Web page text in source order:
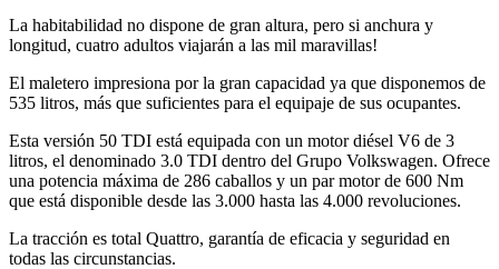
La habitabilidad no dispone de gran altura, pero si anchura y
longitud, cuatro adultos viajarán a las mil maravillas!
El maletero impresiona por la gran capacidad ya que disponemos de
535 litros, más que suficientes para el equipaje de sus ocupantes.
Esta versión 50 TDI está equipada con un motor diésel V6 de 3
litros, el denominado 3.0 TDI dentro del Grupo Volkswagen. Ofrece
una potencia máxima de 286 caballos y un par motor de 600 Nm
que está disponible desde las 3.000 hasta las 4.000 revoluciones.
La tracción es total Quattro, garantía de eficacia y seguridad en
todas las circunstancias.